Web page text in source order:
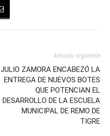
Artículo siguiente
JULIO ZAMORA ENCABEZÓ LA
ENTREGA DE NUEVOS BOTES
QUE POTENCIAN EL
DESARROLLO DE LA ESCUELA
MUNICIPAL DE REMO DE
TIGRE